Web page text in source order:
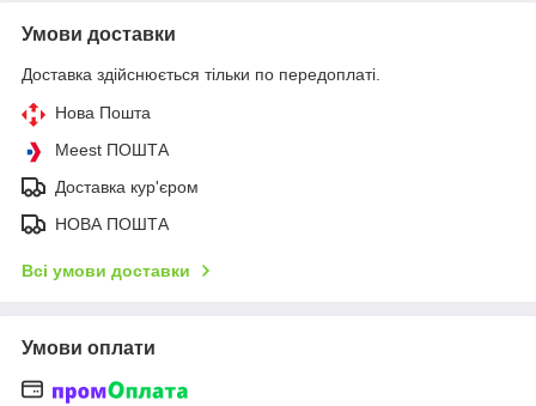
Умови доставки
Доставка здійснюється тільки по передоплаті.
Нова Пошта
Meest ПОШТА
Доставка кур'єром
НОВА ПОШТА
Всі умови доставки
Умови оплати